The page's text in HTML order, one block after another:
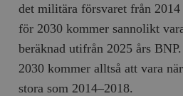
det militära försvaret från
för 2030 kommer sannolikt
beräknad utifrån 2025 års
2030 kommer alltså att vara
stora som 2014–2018.